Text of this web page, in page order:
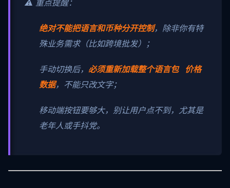
⚠️ 重点提醒：
绝对不能把语言和币种分开控制，除非你有特
殊业务需求（比如跨境批发）；
手动切换后， 必须重新加载整个语言包 价格
数据，不能只改文字；
移动端按钮要够大，别让用户点不到，尤其是
老年人或手抖党。